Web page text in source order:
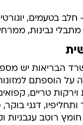
בטעמים,
גבינות,
הבריאות יש
על הוספתם
וירקות טריים,
ותחליפיו, דגני
רוטב עגבניות